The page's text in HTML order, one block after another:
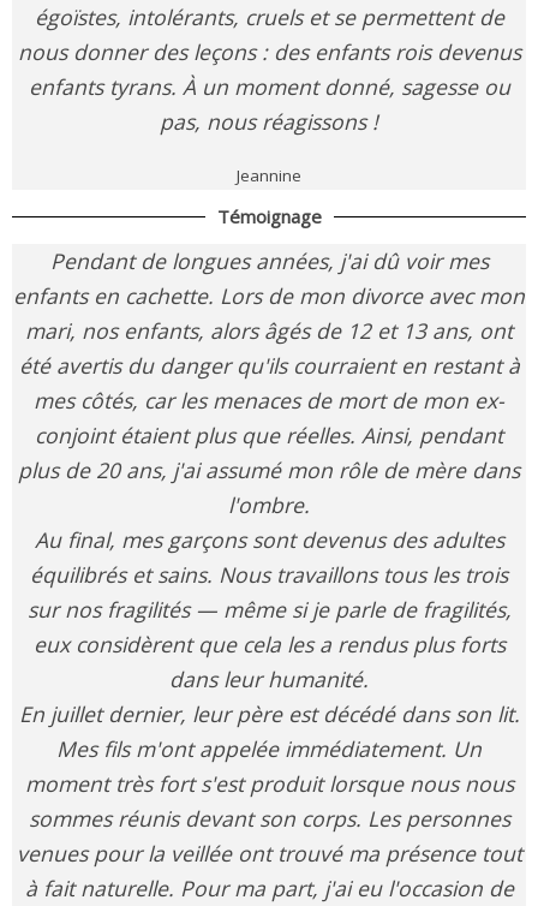
égoïstes, intolérants, cruels et se permettent de
nous donner des leçons : des enfants rois devenus
enfants tyrans. À un moment donné, sagesse ou
pas, nous réagissons !
Jeannine
Témoignage
Pendant de longues années, j'ai dû voir mes
enfants en cachette. Lors de mon divorce avec mon
mari, nos enfants, alors âgés de 12 et 13 ans, ont
été avertis du danger qu'ils courraient en restant à
mes côtés, car les menaces de mort de mon ex-
conjoint étaient plus que réelles. Ainsi, pendant
plus de 20 ans, j'ai assumé mon rôle de mère dans
l'ombre.
Au final, mes garçons sont devenus des adultes
équilibrés et sains. Nous travaillons tous les trois
sur nos fragilités — même si je parle de fragilités,
eux considèrent que cela les a rendus plus forts
dans leur humanité.
En juillet dernier, leur père est décédé dans son lit.
Mes fils m'ont appelée immédiatement. Un
moment très fort s'est produit lorsque nous nous
sommes réunis devant son corps. Les personnes
venues pour la veillée ont trouvé ma présence tout
à fait naturelle. Pour ma part, j'ai eu l'occasion de